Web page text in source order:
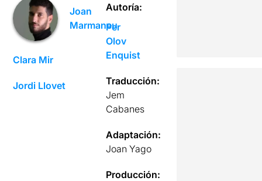
Joan
Marmaneu
Clara Mir
Jordi Llovet
Autoría:
Per
Olov
Enquist
Traducción:
Jem
Cabanes
Adaptación:
Joan Yago
Producción: